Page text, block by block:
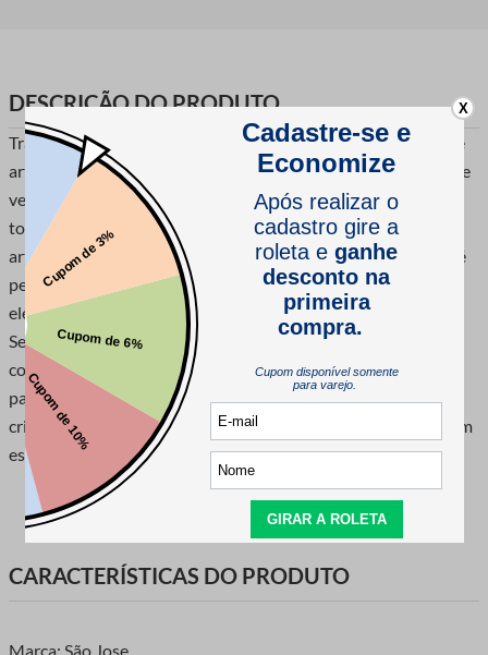
DESCRIÇÃO DO PRODUTO
Transforme seus projetos de costura em verdadeiras obras de
arte com a Passamanaria São Jose 7095 com muita elegância e
versatilidade, esta passamanaria é ideal para adicionar um
toque de estilo diferenciado a uma variedade de criações
artesanais. Feita com qualidade excepcional, este aviamento é
perfeito para adornar roupas, cortinas, almofadas e mantas,
elevando o visual de seus objetos com um toque sofisticado.
Seja costurando bordas de peças de vestuário, decorando
cortinas, realçando almofadas ou integrando em projetos de
patchwork, a passamanaria oferece infinitas possibilidades
criativas. Explore sua imaginação e dê vida a seus projetos com
este detalhe encantador.
CARACTERÍSTICAS DO PRODUTO
Marca: São Jose
X